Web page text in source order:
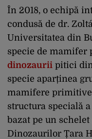
În 2018, o echipă
condusă de dr.
Universitatea din
specie de mamifer
dinozaurii pitici
specie aparținea
mamifere
structura specială
bazat pe un
Dinozaurilor Țara